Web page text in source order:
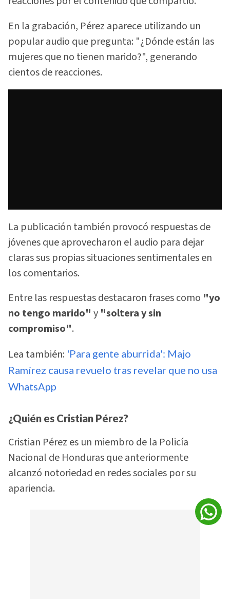
En la grabación, Pérez aparece utilizando un
popular audio que pregunta: "¿Dónde están las
mujeres que no tienen marido?", generando
cientos de reacciones.
La publicación también provocó respuestas de
jóvenes que aprovecharon el audio para dejar
claras sus propias situaciones sentimentales en
los comentarios.
Entre las respuestas destacaron frases como "yo
no tengo marido" y "soltera y sin
compromiso".
Lea también: 'Para gente aburrida': Majo
Ramírez causa revuelo tras revelar que no usa
WhatsApp
¿Quién es Cristian Pérez?
Cristian Pérez es un miembro de la Policía
Nacional de Honduras que anteriormente
alcanzó notoriedad en redes sociales por su
apariencia.